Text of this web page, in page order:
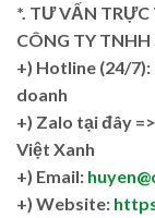
*. TƯ VẤN TRỰC
CÔNG TY
+) Hotline (24/7):
doanh
+) Zalo tại đây =>
Việt Xanh
+) Email:
+) Website: